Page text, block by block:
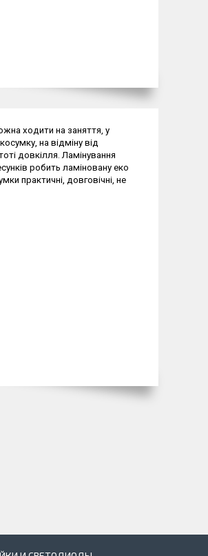
ходити на заняття, у
на відміну від
довкілля. Ламінування
робить ламіновану еко
практичні, довговічні, не